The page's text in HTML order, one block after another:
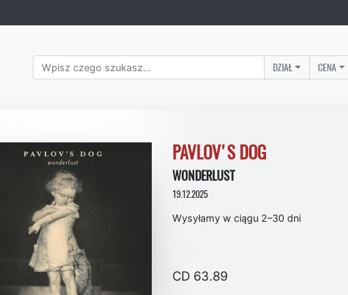
DZIAŁ CENA
PAVLOV'S DOG
WONDERLUST
19.12.2025
Wysyłamy w ciągu 2–30 dni
CD 63.89